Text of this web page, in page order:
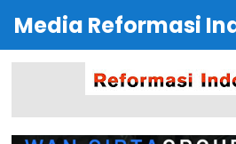
Media Reformasi